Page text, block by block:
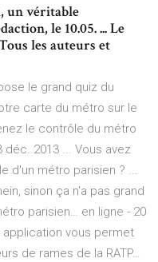
un véritable
le 10.05. ... Le
les auteurs et
le grand quiz du
carte du métro sur le
le contrôle du métro
déc. 2013 ... Vous avez
d'un métro parisien ? ...
sinon ça n'a pas grand
parisien… en ligne - 20
application vous permet
de rames de la RATP…